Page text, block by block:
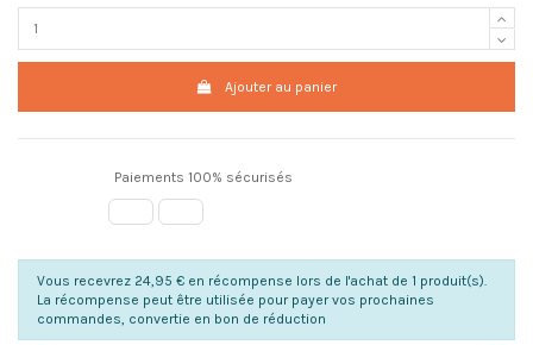
Ajouter au panier
Paiements 100% sécurisés
Vous recevrez 24,95 € en récompense lors de l'achat de 1 produit(s).
La récompense peut être utilisée pour payer vos prochaines
commandes, convertie en bon de réduction